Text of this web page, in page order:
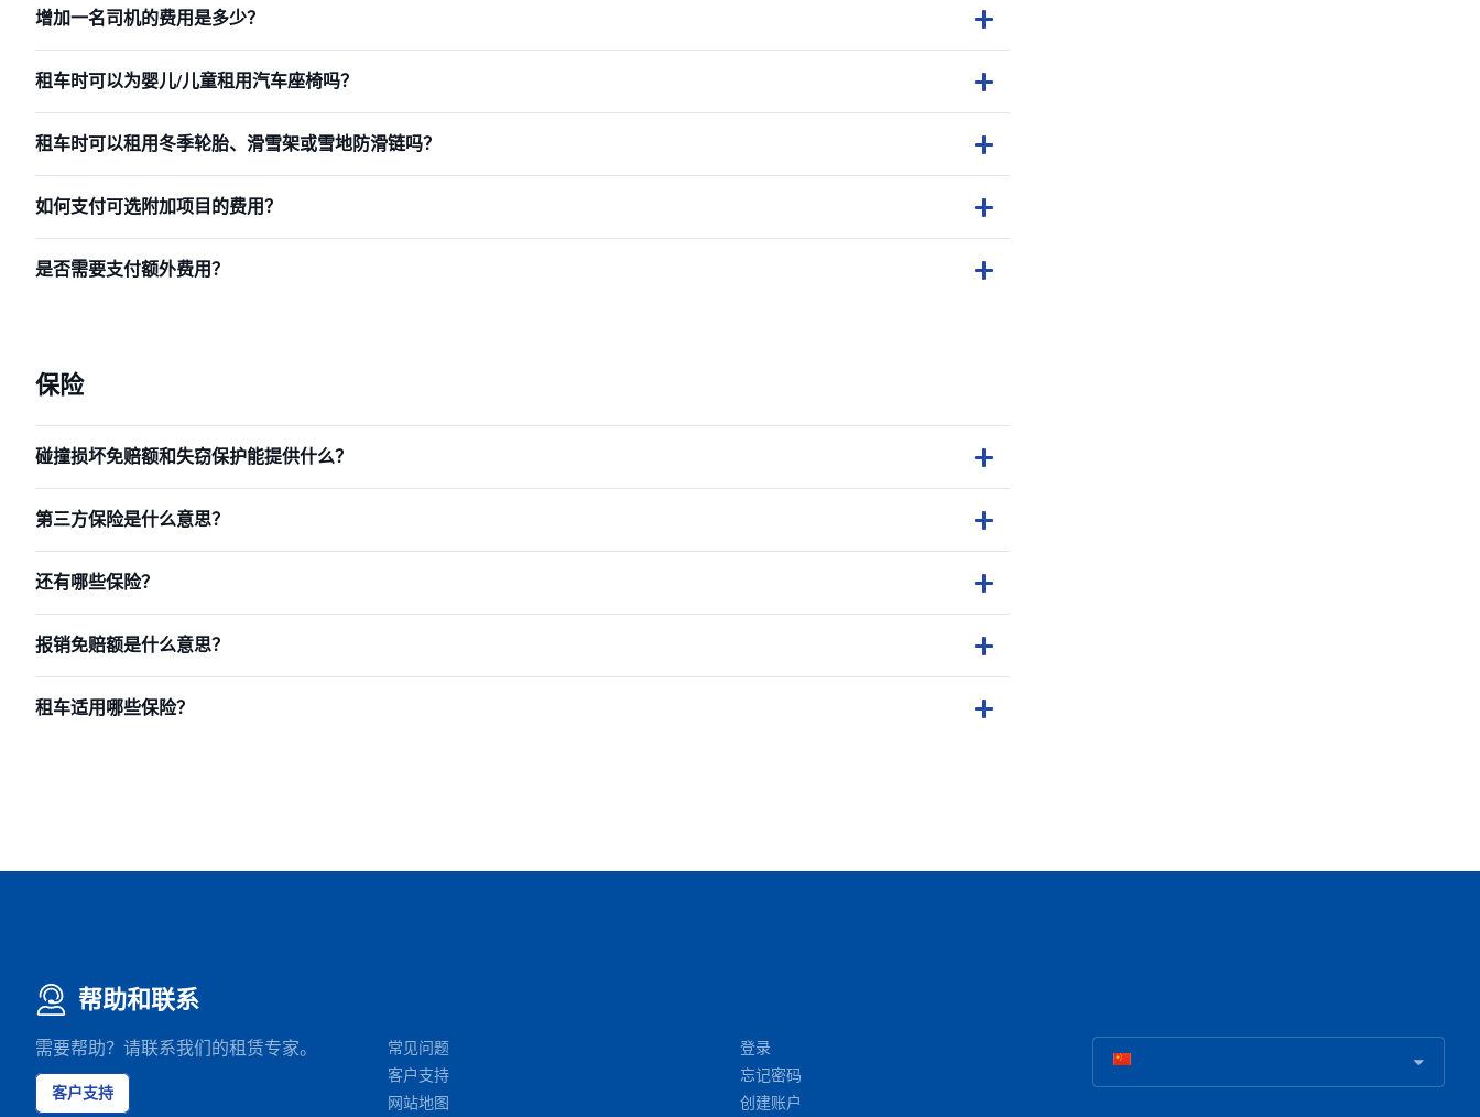
增加一名司机的费用是多少？
租车时可以为婴儿/儿童租用汽车座椅吗？
租车时可以租用冬季轮胎、滑雪架或雪地防滑链吗？
如何支付可选附加项目的费用？
是否需要支付额外费用？
保险
碰撞损坏免赔额和失窃保护能提供什么？
第三方保险是什么意思？
还有哪些保险？
报销免赔额是什么意思？
租车适用哪些保险？
帮助和联系
需要帮助？请联系我们的租赁专家。
客户支持
常见问题
客户支持
网站地图
登录
忘记密码
创建账户